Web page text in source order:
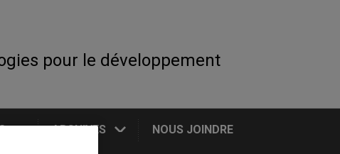
pour le développement
ARCHIVES NOUS JOINDRE